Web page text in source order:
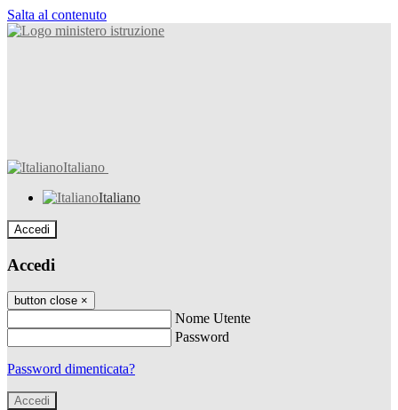
Salta al contenuto
Italiano
Italiano
Accedi
Accedi
button close ×
Nome Utente
Password
Password dimenticata?